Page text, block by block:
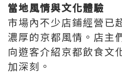
當地風情與文化體驗
市場內不少店鋪經營已
濃厚的京都風情。店主
向遊客介紹京都飲食文
加深刻。